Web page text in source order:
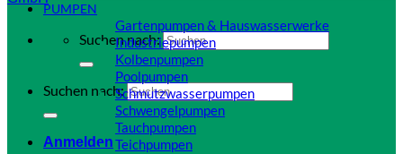
Suchen nach:
Suchen nach:
Anmelden
PUMPEN
Gartenpumpen & Hauswasserwerke
Industriepumpen
Kolbenpumpen
Poolpumpen
Schmutzwasserpumpen
Schwengelpumpen
Tauchpumpen
Teichpumpen